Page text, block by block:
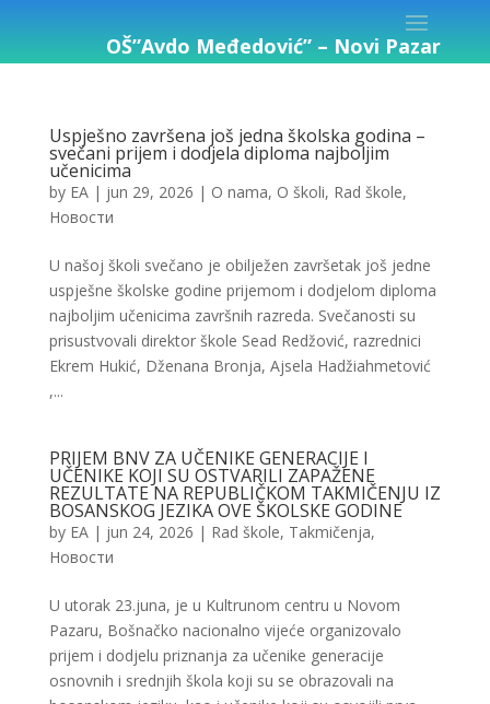
OŠ”Avdo Međedović” – Novi Pazar
Uspješno završena još jedna školska godina –
svečani prijem i dodjela diploma najboljim
učenicima
by EA| jun 29, 2026 | O nama, O školi, Rad škole,
Новости
U našoj školi svečano je obilježen završetak još jedne
uspješne školske godine prijemom i dodjelom diploma
najboljim učenicima završnih razreda. Svečanosti su
prisustvovali direktor škole Sead Redžović, razrednici
Ekrem Hukić, Dženana Bronja, Ajsela Hadžiahmetović
,...
PRIJEM BNV ZA UČENIKE GENERACIJE I
UČENIKE KOJI SU OSTVARILI ZAPAŽENE
REZULTATE NA REPUBLIČKOM TAKMIČENJU IZ
BOSANSKOG JEZIKA OVE ŠKOLSKE GODINE
by EA| jun 24, 2026 | Rad škole, Takmičenja,
Новости
U utorak 23.juna, je u Kultrunom centru u Novom
Pazaru, Bošnačko nacionalno vijeće organizovalo
prijem i dodjelu priznanja za učenike generacije
osnovnih i srednjih škola koji su se obrazovali na